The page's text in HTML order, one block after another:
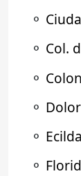
⚬
⚬ Col.
⚬
⚬
⚬
⚬